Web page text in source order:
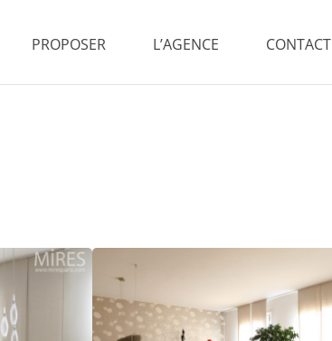
PROPOSER L’AGENCE CONTACT